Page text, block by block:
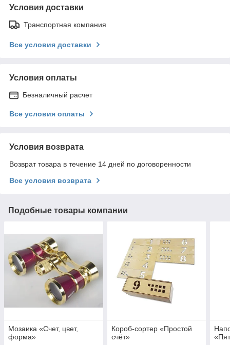
Условия доставки
Транспортная компания
Все условия доставки
Условия оплаты
Безналичный расчет
Все условия оплаты
Условия возврата
Возврат товара в течение 14 дней по договоренности
Все условия возврата
Подобные товары компании
Мозаика «Счет, цвет,
форма»
Короб-сортер «Простой
счёт»